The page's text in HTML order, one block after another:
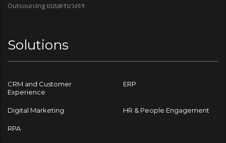
Outsourcing แบบครบวงจร
Solutions
CRM and Customer
Experience
ERP
Digital Marketing HR & People Engagement
RPA